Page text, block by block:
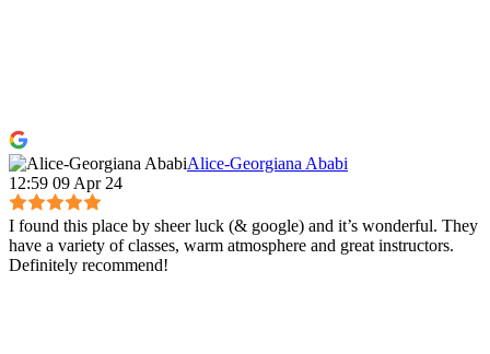
Alice-Georgiana Ababi
12:59 09 Apr 24
I found this place by sheer luck (& google) and it’s wonderful. They
have a variety of classes, warm atmosphere and great instructors.
Definitely recommend!